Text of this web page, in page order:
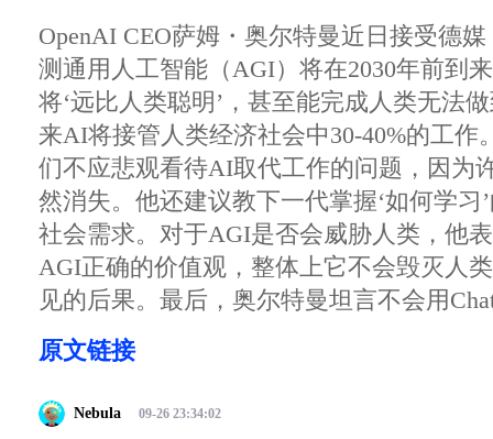
OpenAI CEO萨姆・奥尔特曼近日接受德
测通用人工智能（AGI）将在2030年前到
将‘远比人类聪明’，甚至能完成人类无法
来AI将接管人类经济社会中30-40%的工作
们不应悲观看待AI取代工作的问题，因为
然消失。他还建议教下一代掌握‘如何学习
社会需求。对于AGI是否会威胁人类，他
AGI正确的价值观，整体上它不会毁灭人
见的后果。最后，奥尔特曼坦言不会用
原文链接
Nebula 09-26 23:34:02